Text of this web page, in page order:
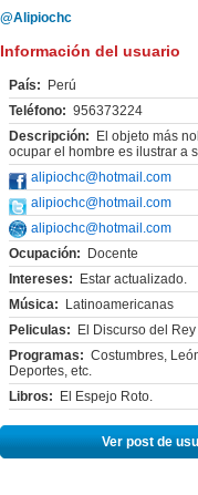
@Alipiochc
Información del usuario
País:
Perú
Teléfono: 956373224
Descripción:
El objeto más
ocupar el hombre es ilustrar a
alipiochc@hotmail.com
alipiochc@hotmail.com
alipiochc@hotmail.com
Ocupación:
Docente
Intereses:
Estar actualizado.
Música:
Latinoamericanas
Peliculas:
El Discurso del Rey
Programas: Costumbres,
Deportes, etc.
Libros:
El Espejo Roto.
Ver post de